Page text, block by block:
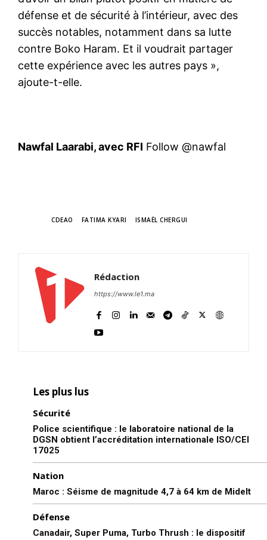
défense et de sécurité à l’intérieur, avec des
succès notables, notamment dans sa lutte
contre Boko Haram. Et il voudrait partager
cette expérience avec les autres pays »,
ajoute-t-elle.
Nawfal Laarabi, avec RFI Follow @nawfal
CDEAO FATIMA KYARI ISMAËL CHERGUI
Rédaction
https://www.le1.ma
Les plus lus
Sécurité
Police scientifique : le laboratoire national de la
DGSN obtient l’accréditation internationale ISO/CEI
17025
Nation
Maroc : Séisme de magnitude 4,7 à 64 km de Midelt
Défense
Canadair, Super Puma, Turbo Thrush : le dispositif